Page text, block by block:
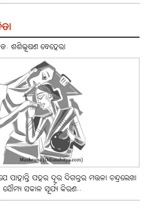
ଡ. ଶଶିଭୂଷଣ ବେହେରା
ପହର ଦୂର ଦିଗନ୍ତର ମଉଳା ଚନ୍ଦ୍ରଲେଖା
ସକାଳ ସୂର୍ଯ୍ୟ କିରଣ..